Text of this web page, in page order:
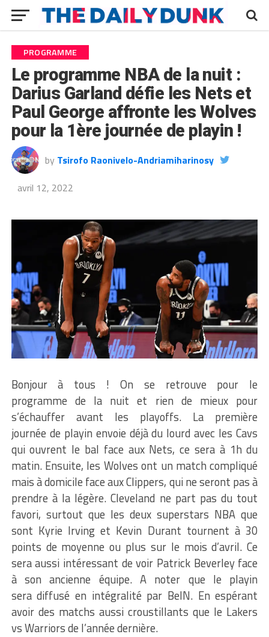
PROGRAMME
Le programme NBA de la nuit :
Darius Garland défie les Nets et
Paul George affronte les Wolves
pour la 1ère journée de playin !
by Tsirofo Raonivelo-Andriamiharinosy
avril 12, 2022
Bonjour à tous ! On se retrouve pour le
programme de la nuit et rien de mieux pour
s’échauffer avant les playoffs. La première
journée de playin envoie déjà du lourd avec les Cavs
qui ouvrent le bal face aux Nets, ce sera à 1h du
matin. Ensuite, les Wolves ont un match compliqué
mais à domicile face aux Clippers, qui ne seront pas à
prendre à la légère. Cleveland ne part pas du tout
favori, surtout que les deux superstars NBA que
sont Kyrie Irving et Kevin Durant tournent à 30
points de moyenne ou plus sur le mois d’avril. Ce
sera aussi intéressant de voir Patrick Beverley face
à son ancienne équipe. A noter que le playin
sera diffusé en intégralité par BeIN. En espérant
avoir des matchs aussi croustillants que le Lakers
vs Warriors de l’année dernière.